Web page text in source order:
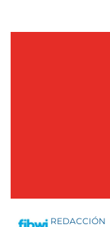
REDACCIÓN